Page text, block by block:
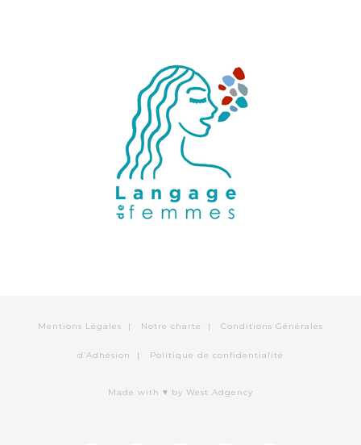
Mentions Légales | Notre charte | Conditions Générales
d’Adhésion | Politique de confidentialité
Made with ♥ by West Adgency